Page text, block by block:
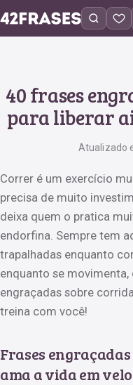
40 frases
para liberar
Atualizado
Correr é um exercício
precisa de muito
deixa quem o pratica
endorfina. Sempre tem
trapalhadas enquanto
enquanto se
engraçadas sobre
treina com você!
Frases
ama a vida em